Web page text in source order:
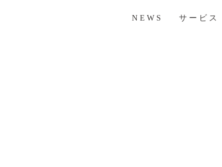
NEWS サービス